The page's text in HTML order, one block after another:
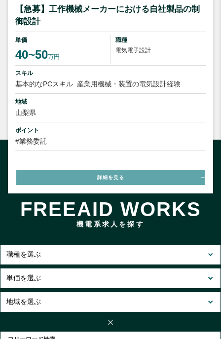
【急募】工作機械メーカーにおける自社製品の制
御設計
単価
40~50万円
職種
電気電子設計
スキル
基本的なPCスキル 産業用機械・装置の電気設計経験
地域
山梨県
ポイント
#業務委託
詳細を見る
FREEAID WORKS
機電系求人を探す